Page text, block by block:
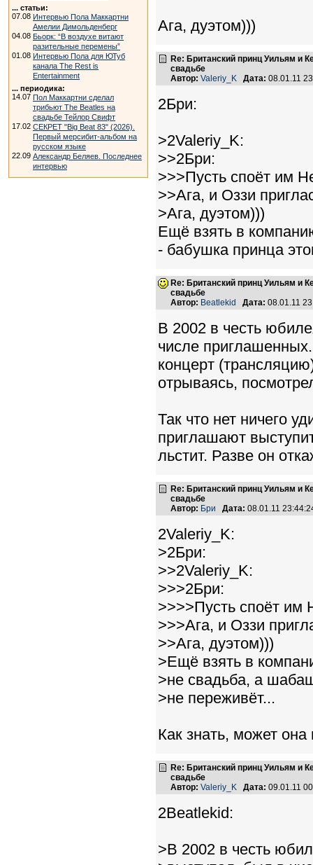
... статьи:
07.08 Интервью Пола Маккартни
Амелии Димольденберг
04.08 Бьорк: “В воздухе витают
разительные перемены”
01.08 Интервью Пола для ЮТуб
канала The Rest is
Entertainment
... периодика:
14.07 Пол Маккартни сделал
трибьют The Beatles на
свадьбе Тейлор Свифт
17.02 СЕКРЕТ "Big Beat 83" (2026).
Первый мерсибит-альбом на
русском языке
22.09 Александр Беляев. Последнее
интервью
Ага, дуэтом)))
Re: Британский принц Уильям и
свадьбе
Автор: Valeriy_K Дата: 08.01.11
2Бри:
>2Valeriy_K:
>>2Бри:
>>>Пусть споёт им
>>Ага, и Оззи
>Ага, дуэтом)))
Ещё взять в
- бабушка принца
Re: Британский принц Уильям и
свадьбе
Автор: Beatlekid Дата: 08.01.11
В 2002 в честь
числе
концерт
отрываясь,
Так что нет ничего
приглашают
льстит. Разве он
Re: Британский принц Уильям и
свадьбе
Автор: Бри Дата: 08.01.11
2Valeriy_K:
>2Бри:
>>2Valeriy_K:
>>>2Бри:
>>>>Пусть споёт им
>>>Ага, и Оззи
>>Ага, дуэтом)))
>Ещё взять в
>не свадьба, а
>не переживёт...
Как знать, может
Re: Британский принц Уильям и
свадьбе
Автор: Valeriy_K Дата: 09.01.11
2Beatlekid:
>В 2002 в честь